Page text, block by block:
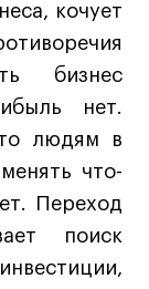
кочует
бизнес
нет.
людям в
что-
Переход
поиск